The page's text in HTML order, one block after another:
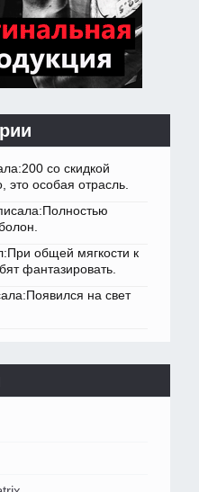
со скидкой
это особая отрасль.
общей мягкости к
фантазировать.
на свет